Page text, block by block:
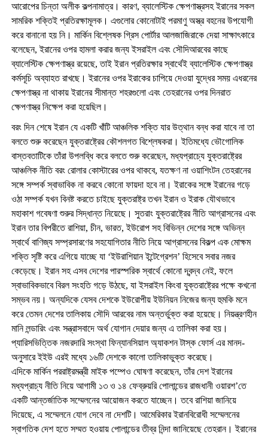
আরোপের চিন্তা অলীক কল্পনামাত্র। কারণ, ব্যালেস্টিক ক্ষেপণাস্ত্রসহ ইরানের সকল
সামরিক শক্তিই প্রতিরক্ষামূলক। এগুলোর কোনোটাই পরমাণু অস্ত্র বহনের উপযোগী
করে বানানো হয় নি। মার্কিন বিশ্লেষক গ্রিস পোর্টার আলজাজিরাকে দেয়া সাক্ষাৎকারে
বলেছেন, ইরানের ওপর হামলা করার জন্য ইসরাইল এবং সৌদিআরবের কাছে
ব্যালেস্টিক ক্ষেপণাস্ত্র রয়েছে, তাই ইরান প্রতিরক্ষার স্বার্থেই ব্যালেস্টিক ক্ষেপণাস্ত্র
কর্মসূচি অব্যাহত রাখছে। ইরানের ওপর ইরাকের চাপিয়ে দেওয়া যুদ্ধের সময় এধরনের
ক্ষেপণাস্ত্র না থাকায় ইরানের সীমান্ত শহরগুলো এবং তেহরানের ওপর দিনরাত
ক্ষেপণাস্ত্র নিক্ষেপ করা হয়েছিল।
বরং দিন শেষে ইরান যে একটি খাঁটি আঞ্চলিক শক্তি যার উত্থান বন্ধ করা যাবে না তা
বলতে শুরু করেছেন যুক্তরাষ্ট্রের কৌশলগত বিশ্লেষকরা। ইতিমধ্যে ভৌগোলিক
বাস্তবতাটিকে তাঁরা উপলব্ধি করে বলতে শুরু করেছেন, মধ্যপ্রাচ্যে যুক্তরাষ্ট্রের
আঞ্চলিক নীতি বরং রোলার কোস্টারের ওপর থাকবে, যতক্ষণ না ওয়াশিংটন তেহরানের
সঙ্গে সম্পর্ক স্বাভাবিক না করবে কোনো ফায়দা হবে না। ইরাকের সঙ্গে ইরানের গড়ে
ওঠা সম্পর্ক যখন বিনষ্ট করতে চাইছে যুক্তরাষ্ট্র তখন ইরান ও ইরাক যৌথভাবে
মহাকাশ গবেষণা শুরুর সিদ্ধান্ত নিয়েছে। সুতরাং যুক্তরাষ্ট্রের নীতি আগ্রাসনের এবং
ইরান তার বিপরীতে রাশিয়া, চীন, ভারত, ইউরোপ সহ বিভিন্ন দেশের সঙ্গে অভিন্ন
স্বার্থে বাণিজ্য সম্প্রসারণের সহযোগিতার নীতি নিয়ে আগ্রাসনের বিকল্প এক মোক্ষম
শক্তি সৃষ্টি করে এগিয়ে যাচ্ছে যা ‘ইউরাশিয়ান ইন্টেগ্রেশন’ হিসেবে সবার নজর
কেড়েছে। ইরান সহ এসব দেশের পারস্পরিক স্বার্থে কোনো দ্বন্দ্ব নেই, ফলে
স্বাভাবিকভাবে বিরল সংহতি গড়ে উঠছে, যা ইসরাইল কিংবা যুক্তরাষ্ট্রের পক্ষে কখনো
সম্ভব নয়। অন্যদিকে যেসব দেশকে ইউরোপীয় ইউনিয়ন নিজের জন্য হুমকি মনে
করে তেমন দেশের তালিকায় সৌদি আরবের নাম অন্তর্ভুক্ত করা হয়েছে। নিয়ন্ত্রণহীন
মানি লন্ডারিং এবং সন্ত্রাসবাদে অর্থ যোগান দেয়ার জন্য এ তালিকা করা হয়।
প্যারিসভিত্তিক নজরদারি সংস্থা ফিন্যানসিয়াল অ্যাকশন টাস্ক ফোর্স এর মানদ-
অনুসারে ইইউ এরই মধ্যে ১৬টি দেশকে কালো তালিকাভুক্ত করেছে।
এদিকে মার্কিন পররাষ্ট্রমন্ত্রী মাইক পম্পেও ঘোষণা করেছেন, তাঁর দেশ ইরানের
মধ্যপ্রাচ্য নীতি নিয়ে আগামী ১৩ ও ১৪ ফেব্রুয়রি পোলান্ডের রাজধানী ওয়ারশ’তে
একটি আন্তর্জাতিক সম্মেলনের আয়োজন করতে যাচ্ছেন। তবে রাশিয়া জানিয়ে
দিয়েছে, এ সম্মেলনে যোগ দেবে না দেশটি। আমেরিকার ইরানবিরোধী সম্মেলনের
স্বাগতিক দেশ হতে সম্মত হওয়ায় পোলান্ডের তীব্র নিন্দা জানিয়েছে তেহরান। ইরানের